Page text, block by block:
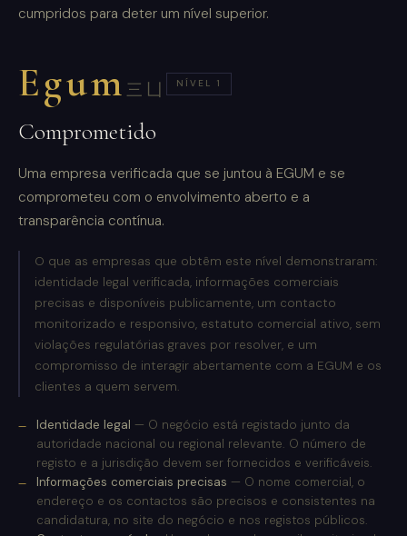
cumpridos para deter um nível superior.
Egum 三凵 NÍVEL 1
Comprometido
Uma empresa verificada que se juntou à EGUM e se
comprometeu com o envolvimento aberto e a
transparência contínua.
O que as empresas que obtêm este nível demonstraram:
identidade legal verificada, informações comerciais
precisas e disponíveis publicamente, um contacto
monitorizado e responsivo, estatuto comercial ativo, sem
violações regulatórias graves por resolver, e um
compromisso de interagir abertamente com a EGUM e os
clientes a quem servem.
Identidade legal — O negócio está registado junto da
autoridade nacional ou regional relevante. O número de
registo e a jurisdição devem ser fornecidos e verificáveis.
Informações comerciais precisas — O nome comercial, o
endereço e os contactos são precisos e consistentes na
candidatura, no site do negócio e nos registos públicos.